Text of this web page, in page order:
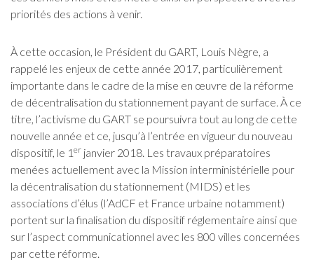
priorités des actions à venir.
À cette occasion, le Président du GART, Louis Nègre, a
rappelé les enjeux de cette année 2017, particulièrement
importante dans le cadre de la mise en œuvre de la réforme
de décentralisation du stationnement payant de surface. À ce
titre, l’activisme du GART se poursuivra tout au long de cette
nouvelle année et ce, jusqu’à l’entrée en vigueur du nouveau
dispositif, le 1 er janvier 2018. Les travaux préparatoires
menées actuellement avec la Mission interministérielle pour
la décentralisation du stationnement (MIDS) et les
associations d’élus (l’AdCF et France urbaine notamment)
portent sur la finalisation du dispositif réglementaire ainsi que
sur l’aspect communicationnel avec les 800 villes concernées
par cette réforme.